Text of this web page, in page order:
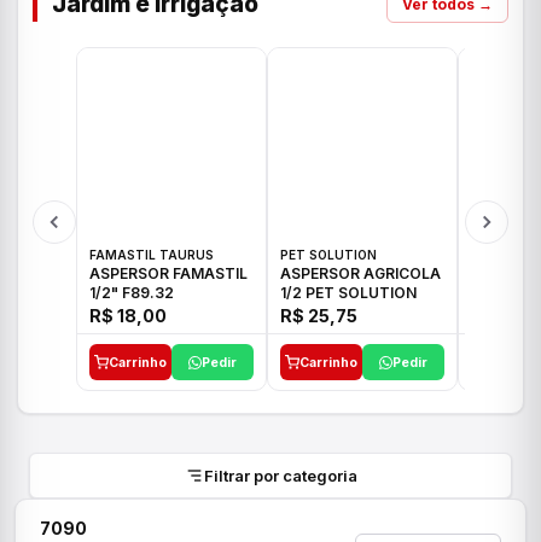
Ver todos →
FAMASTIL TAURUS
ASPERSOR FAMASTIL
1/2" F89.32
R$ 18,00
Carrinho Pedir
PET SOLUTION
ASPERSOR AGRICOLA
1/2 PET SOLUTION
R$ 25,75
Carrinho Pedir
Filtrar por categoria
7090